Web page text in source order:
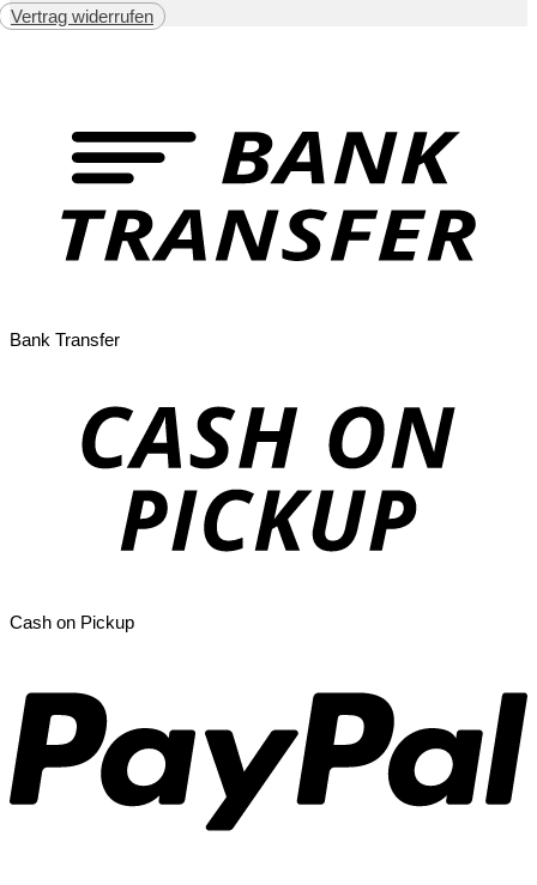
Vertrag widerrufen
Bank Transfer
Cash on Pickup